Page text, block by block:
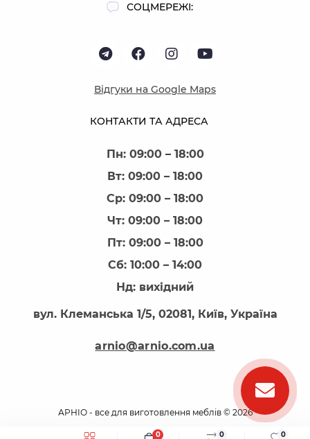
0 0
0
КОНТАКТИ ТА АДРЕСА
Пн: 09:00 – 18:00
Вт: 09:00 – 18:00
Ср: 09:00 – 18:00
Чт: 09:00 – 18:00
Пт: 09:00 – 18:00
Сб: 10:00 – 14:00
Нд: вихідний
вул. Клеманська 1/5, 02081, Київ, Україна
arnio@arnio.com.ua
СОЦМЕРЕЖІ:
Відгуки на Google Maps
АРНІО - все для виготовлення меблів © 2026